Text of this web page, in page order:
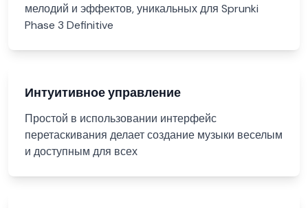
мелодий и эффектов, уникальных для Sprunki
Phase 3 Definitive
Интуитивное управление
Простой в использовании интерфейс
перетаскивания делает создание музыки веселым
и доступным для всех